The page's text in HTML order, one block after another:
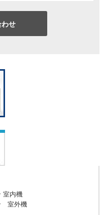
わせ
室内機
室外機